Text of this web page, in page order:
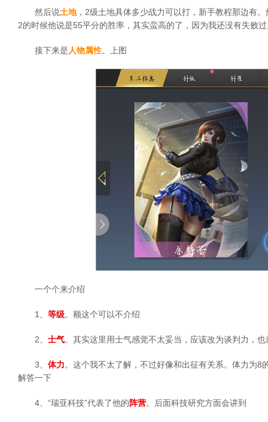
然后说土地，2级土地具体多少战力可以打，新手教程那边有
2的时候他说是55平分的胜率，其实蛮高的了，因为我还没有失败
接下来是 人物属性。上图
一个个来介绍
1、 等级。额这个可以不介绍
2、 士气。其实这里用士气感觉不太妥当，应该改为谈判力，
3、 体力。这个我不太了解，不过好像和出征有关系。体力为
解答一下
4、“瑞亚科技”代表了他的阵营。后面科技研究方面会讲到